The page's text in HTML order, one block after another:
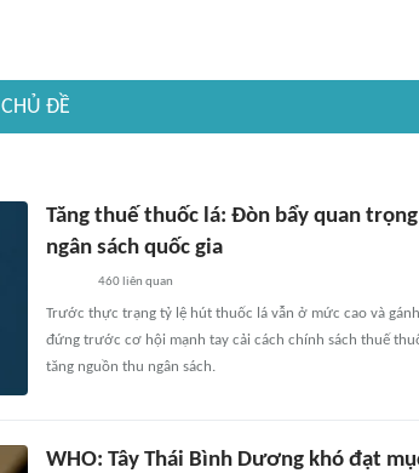
CHỦ ĐỀ
Tăng thuế thuốc lá: Đòn bẩy quan
ngân sách quốc gia
460liên quan
Trước thực trạng tỷ lệ hút thuốc lá vẫn ở mức cao và
đứng trước cơ hội mạnh tay cải cách chính sách thuế
tăng nguồn thu ngân sách.
WHO: Tây Thái Bình Dương khó đạt